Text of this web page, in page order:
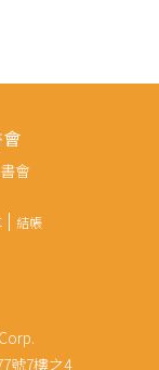
會
結帳
號7樓之4